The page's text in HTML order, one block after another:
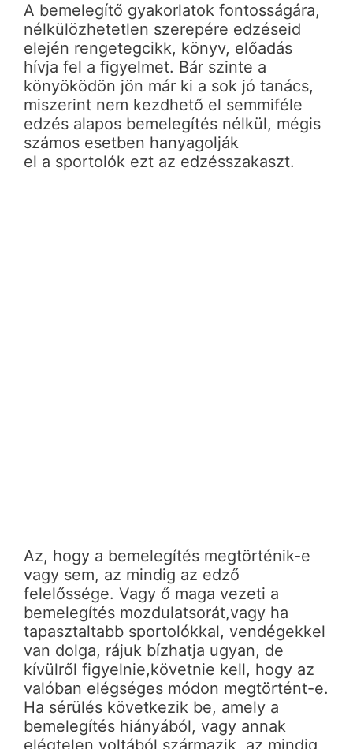
A bemelegítő gyakorlatok fontosságára,
nélkülözhetetlen szerepére edzéseid
elején rengetegcikk, könyv, előadás
hívja fel a figyelmet. Bár szinte a
könyöködön jön már ki a sok jó tanács,
miszerint nem kezdhető el semmiféle
edzés alapos bemelegítés nélkül, mégis
számos esetben hanyagolják
el a sportolók ezt az edzésszakaszt.
Az, hogy a bemelegítés megtörténik-e
vagy sem, az mindig az edző
felelőssége. Vagy ő maga vezeti a
bemelegítés mozdulatsorát,vagy ha
tapasztaltabb sportolókkal, vendégekkel
van dolga, rájuk bízhatja ugyan, de
kívülről figyelnie,követnie kell, hogy az
valóban elégséges módon megtörtént-e.
Ha sérülés következik be, amely a
bemelegítés hiányából, vagy annak